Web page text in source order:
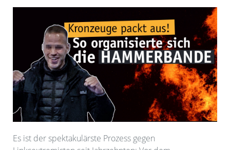
Es ist der spektakulärste Prozess gegen